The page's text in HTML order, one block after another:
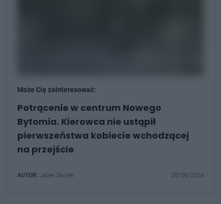
Może Cię zainteresować:
Potrącenie w centrum Nowego
Bytomia. Kierowca nie ustąpił
pierwszeństwa kobiecie wchodzącej
na przejście
AUTOR: Jacek Skorek 26/09/2024